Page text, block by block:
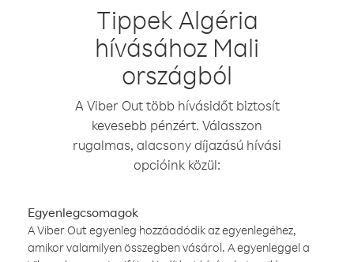
Tippek Algéria
hívásához Mali
országból
A Viber Out több hívásidőt biztosít
kevesebb pénzért. Válasszon
rugalmas, alacsony díjazású hívási
opcióink közül:
Egyenlegcsomagok
A Viber Out egyenleg hozzáadódik az egyenlegéhez,
amikor valamilyen összegben vásárol. A egyenleggel a